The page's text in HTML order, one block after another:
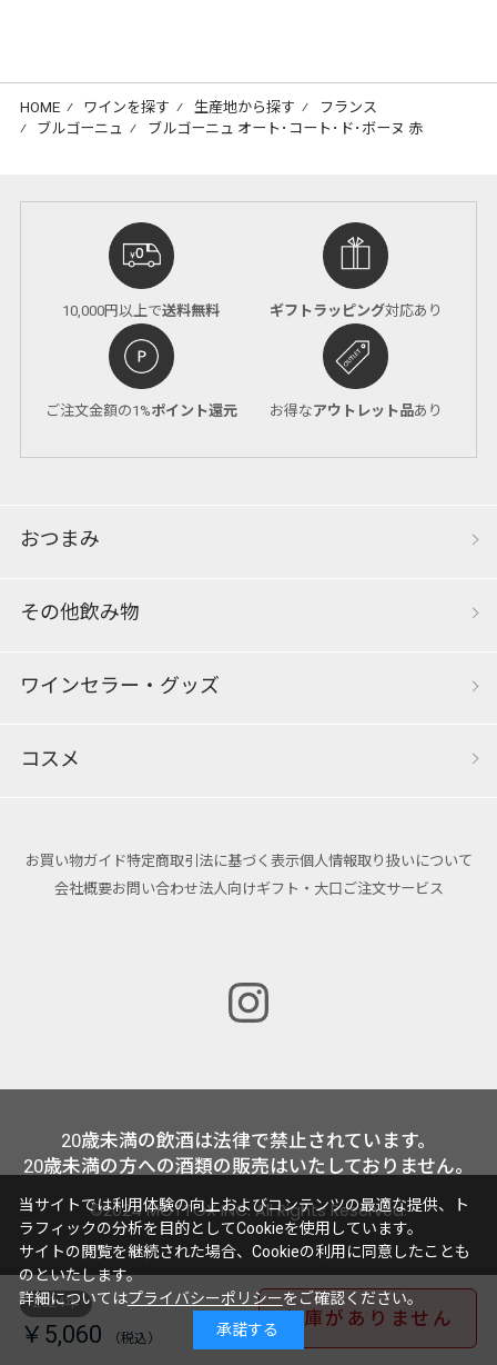
2024年
￥5,060 在庫がありません
HOME ⁄ ワインを探す ⁄ 生産地から探す ⁄ フランス
⁄ ブルゴーニュ ⁄ ブルゴーニュ オート･コート･ド･ボーヌ 赤
10,000円以上で送料無料 ギフトラッピング対応あり
ご注文金額の1%ポイント還元 お得なアウトレット品あり
おつまみ
その他飲み物
ワインセラー・グッズ
コスメ
お買い物ガイド特定商取引法に基づく表示個人情報取り扱いについて
会社概要お問い合わせ法人向けギフト・大口ご注文サービス
20歳未満の飲酒は法律で禁止されています。
20歳未満の方への酒類の販売はいたしておりません。
©2024 MOTTOX INC. All Rights Reserved.
当サイトでは利用体験の向上およびコンテンツの最適な提供、ト
ラフィックの分析を目的としてCookieを使用しています。
サイトの閲覧を継続された場合、Cookieの利用に同意したことも
のといたします。
詳細についてはプライバシーポリシーをご確認ください。
承諾する